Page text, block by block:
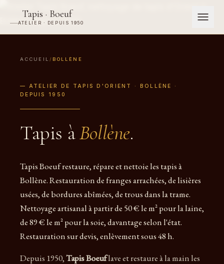
Tapis · Boeuf
ATELIER · DEPUIS 1950
ACCUEIL / BOLLÈNE
— ATELIER DE TAPIS D'ORIENT · BOLLÈNE ·
DEPUIS 1950
Tapis àBollène.
Tapis Boeuf restaure, répare et nettoie les tapis à
Bollène. Restauration de franges arrachées, de lisières
usées, de bordures abîmées, de trous dans la trame.
Nettoyage artisanal à partir de 50 € le m² pour la laine,
de 89 € le m² pour la soie, davantage selon l'état.
Restauration sur devis, enlèvement sous 48 h.
Depuis 1950,Tapis Boeuflave et restaure à la main les